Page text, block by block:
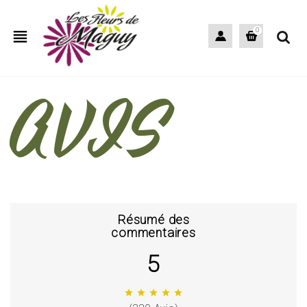
view_headline 0
AVIS
Résumé des
commentaires
5
star star star star star